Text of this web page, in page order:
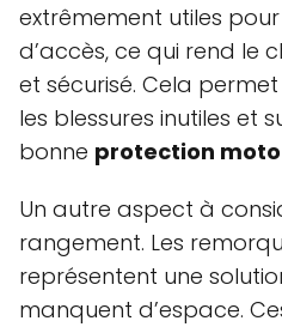
extrêmement utiles pour
d’accès, ce qui rend le
et sécurisé. Cela
les blessures inutiles et
bonne protection moto
Un autre aspect à
rangement. Les
représentent une
manquent d’espace.